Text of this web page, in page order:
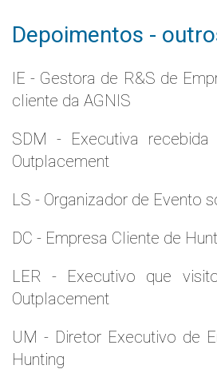
Depoimentos -
IE - Gestora de R&S de
cliente da AGNIS
SDM - Executiva recebida
Outplacement
LS - Organizador de Evento
DC - Empresa Cliente de
LER - Executivo que
Outplacement
UM - Diretor Executivo de
Hunting